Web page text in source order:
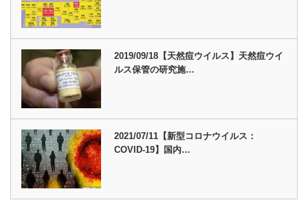
2019/09/18【天然痘ウイルス】天然痘ウイ
ルス保管の研究施…
2021/07/11【新型コロナウイルス：
COVID-19】国内…